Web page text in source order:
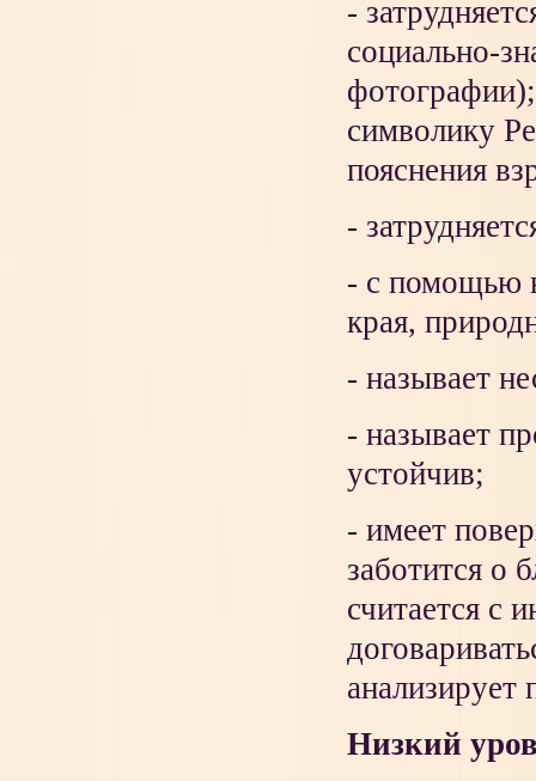
-
социально-
символику
пояснения
-
- с помощью
края,
- называет
- называет
устойчив;
- имеет
заботится о
считается с
Низкий